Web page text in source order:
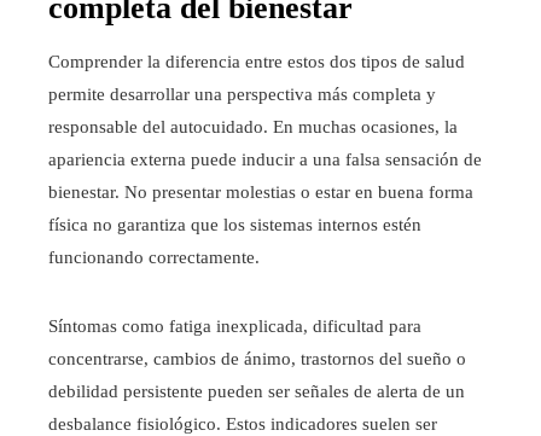
completa del bienestar
Comprender la diferencia entre estos dos tipos de salud
permite desarrollar una perspectiva más completa y
responsable del autocuidado. En muchas ocasiones, la
apariencia externa puede inducir a una falsa sensación de
bienestar. No presentar molestias o estar en buena forma
física no garantiza que los sistemas internos estén
funcionando correctamente.
Síntomas como fatiga inexplicada, dificultad para
concentrarse, cambios de ánimo, trastornos del sueño o
debilidad persistente pueden ser señales de alerta de un
desbalance fisiológico. Estos indicadores suelen ser